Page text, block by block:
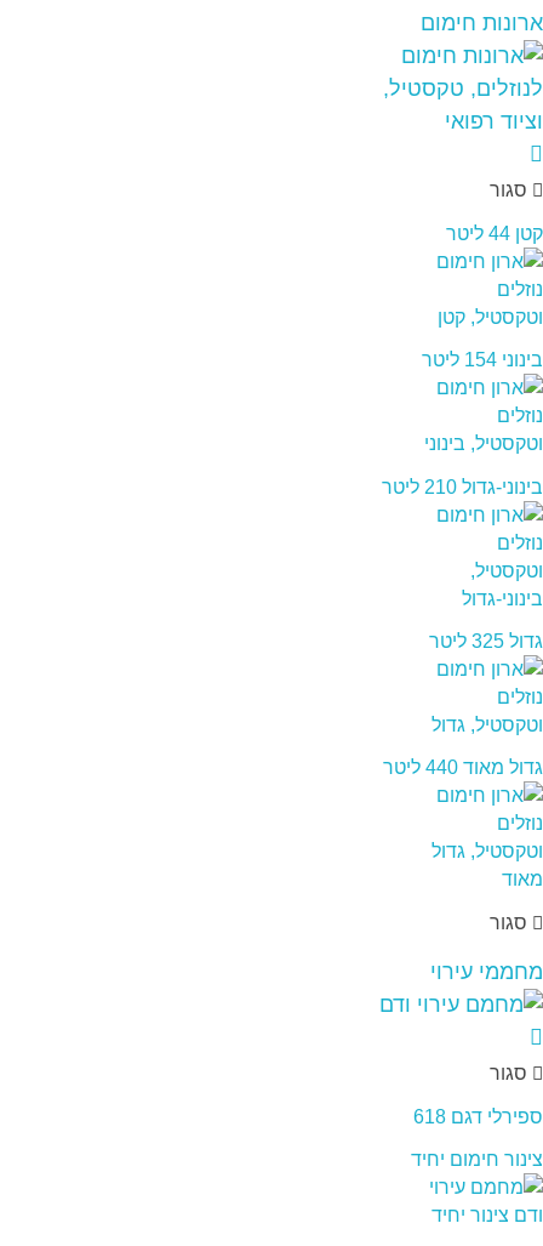
ארונות חימום
סגור
קטן 44 ליטר
בינוני 154 ליטר
בינוני-גדול 210 ליטר
גדול 325 ליטר
גדול מאוד 440 ליטר
סגור
מחממי עירוי
סגור
ספירלי דגם 618
צינור חימום יחיד